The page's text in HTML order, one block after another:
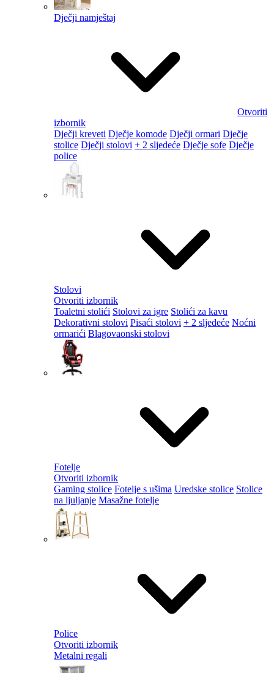
Dječji namještaj
Otvoriti
izbornik
Dječji kreveti Dječje komode Dječji ormari Dječje
stolice Dječji stolovi + 2 sljedeće Dječje sofe Dječje
police
Stolovi
Otvoriti izbornik
Toaletni stolići Stolovi za igre Stolići za kavu
Dekorativni stolovi Pisaći stolovi + 2 sljedeće Noćni
ormarići Blagovaonski stolovi
Fotelje
Otvoriti izbornik
Gaming stolice Fotelje s ušima Uredske stolice Stolice
na ljuljanje Masažne fotelje
Police
Otvoriti izbornik
Metalni regali